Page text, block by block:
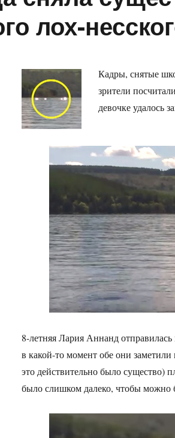
лох-
Кадры, снятые
зрители
девочке удалось
8-летняя Лария Аннанд
в какой-то момент обе они
это действительно было существо)
было слишком далеко, чтобы можно